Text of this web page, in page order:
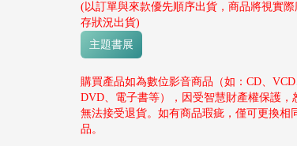
(以訂單與來款優先順序出貨，商品將視實際
存狀況出貨)
主題書展
購買產品如為數位影音商品（如：CD、VCD
DVD、電子書等），因受智慧財產權保護，
無法接受退貨。如有商品瑕疵，僅可更換相
品。